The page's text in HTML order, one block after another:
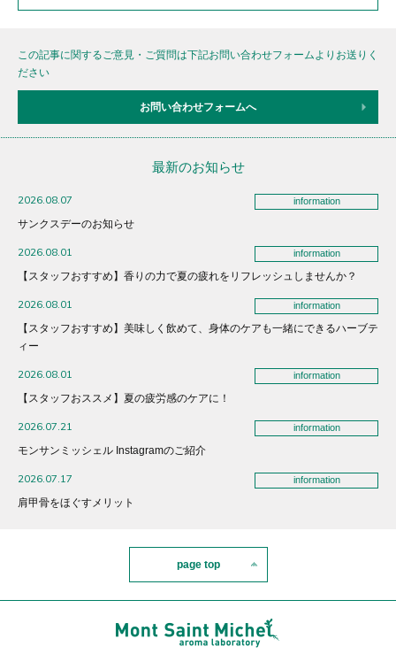
この記事に関するご意見・ご質問は下記お問い合わせフォームよりお送りく
ださい
お問い合わせフォームへ
最新のお知らせ
2026.08.07 information
サンクスデーのお知らせ
2026.08.01 information
【スタッフおすすめ】香りの力で夏の疲れをリフレッシュしませんか？
2026.08.01 information
【スタッフおすすめ】美味しく飲めて、身体のケアも一緒にできるハーブテ
ィー
2026.08.01 information
【スタッフおススメ】夏の疲労感のケアに！
2026.07.21 information
モンサンミッシェル Instagramのご紹介
2026.07.17 information
肩甲骨をほぐすメリット
page top